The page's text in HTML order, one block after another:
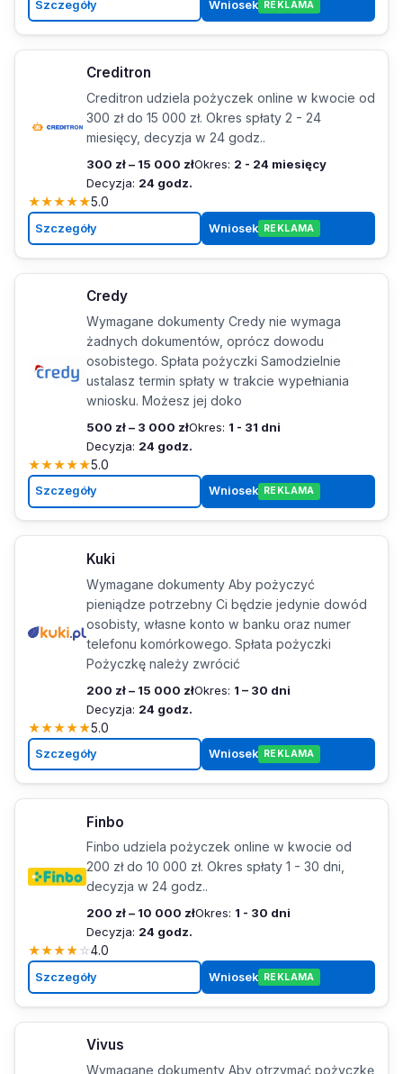
Szczegóły Wniosek REKLAMA
Creditron
Creditron udziela pożyczek online w kwocie od
300 zł do 15 000 zł. Okres spłaty 2 - 24
miesięcy, decyzja w 24 godz..
300 zł – 15 000 złOkres: 2 - 24 miesięcy
Decyzja: 24 godz.
★★★★★5.0
Szczegóły Wniosek REKLAMA
Credy
Wymagane dokumenty Credy nie wymaga
żadnych dokumentów, oprócz dowodu
osobistego. Spłata pożyczki Samodzielnie
ustalasz termin spłaty w trakcie wypełniania
wniosku. Możesz jej doko
500 zł – 3 000 złOkres: 1 - 31 dni
Decyzja: 24 godz.
★★★★★5.0
Szczegóły Wniosek REKLAMA
Kuki
Wymagane dokumenty Aby pożyczyć
pieniądze potrzebny Ci będzie jedynie dowód
osobisty, własne konto w banku oraz numer
telefonu komórkowego. Spłata pożyczki
Pożyczkę należy zwrócić
200 zł – 15 000 złOkres: 1 – 30 dni
Decyzja: 24 godz.
★★★★★5.0
Szczegóły Wniosek REKLAMA
Finbo
Finbo udziela pożyczek online w kwocie od
200 zł do 10 000 zł. Okres spłaty 1 - 30 dni,
decyzja w 24 godz..
200 zł – 10 000 złOkres: 1 - 30 dni
Decyzja: 24 godz.
★★★★☆4.0
Szczegóły Wniosek REKLAMA
Vivus
Wymagane dokumenty Aby otrzymać pożyczkę